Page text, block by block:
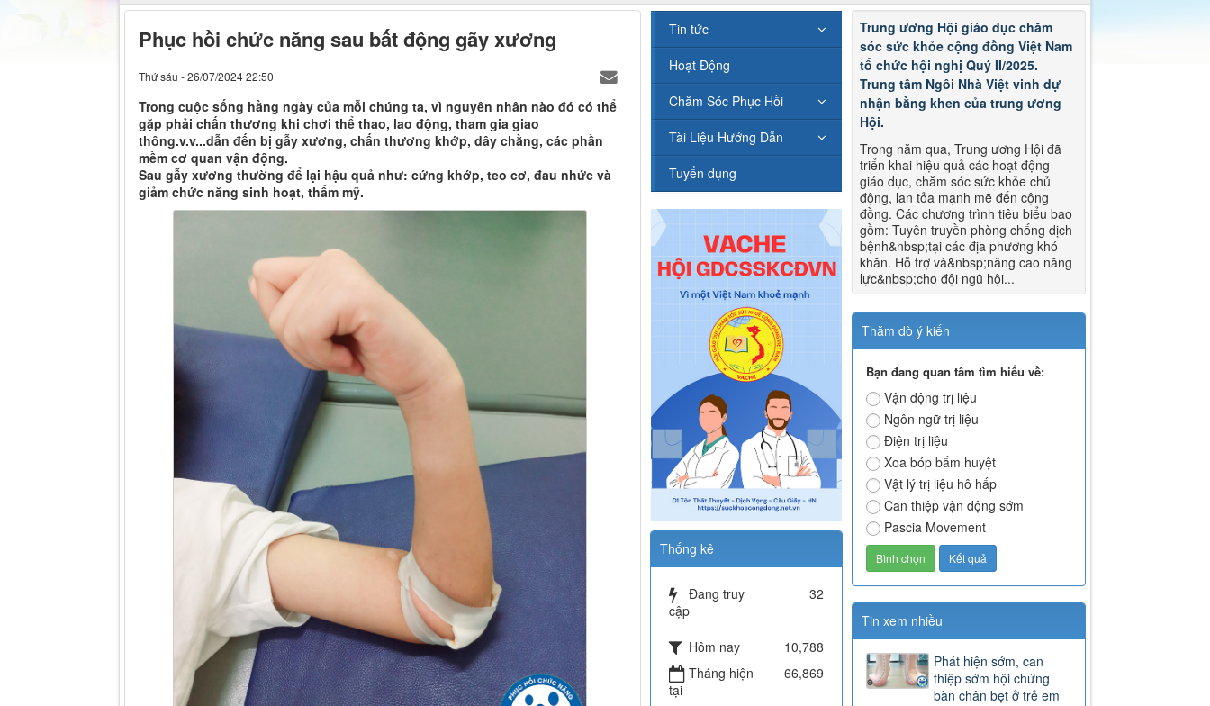
Phục hồi chức năng sau bất động gãy xương
Thứ sáu - 26/07/2024 22:50
Trong cuộc sống hằng ngày của mỗi chúng ta, vì nguyên nhân nào đó có thể
gặp phải chấn thương khi chơi thể thao, lao động, tham gia giao
thông.v.v...dẫn đến bị gẫy xương, chấn thương khớp, dây chằng, các phần
mềm cơ quan vận động.
Sau gẫy xương thường để lại hậu quả như: cứng khớp, teo cơ, đau nhức và
giảm chức năng sinh hoạt, thẩm mỹ.
Trung ương Hội giáo dục chăm
sóc sức khỏe cộng đồng Việt Nam
tổ chức hội nghị Quý II/2025.
Trung tâm Ngôi Nhà Việt vinh dự
nhận bằng khen của trung ương
Hội.
Trong năm qua, Trung ương Hội đã
triển khai hiệu quả các hoạt động
giáo dục, chăm sóc sức khỏe chủ
động, lan tỏa mạnh mẽ đến cộng
đồng. Các chương trình tiêu biểu bao
gồm: Tuyên truyền phòng chống dịch
bệnh&nbsp;tại các địa phương khó
khăn. Hỗ trợ và&nbsp;nâng cao năng
lực&nbsp;cho đội ngũ hội...
Thăm dò ý kiến
Bạn đang quan tâm tìm hiểu về:
Vận động trị liệu
Ngôn ngữ trị liệu
Điện trị liệu
Xoa bóp bấm huyệt
Vật lý trị liệu hô hấp
Can thiệp vận động sớm
Pascia Movement
Tin xem nhiều
Phát hiện sớm, can
thiệp sớm hội chứng
bàn chân bẹt ở trẻ em
Tin tức
Hoạt Động
Chăm Sóc Phục Hồi
Tài Liệu Hướng Dẫn
Tuyển dụng
Thống kê
Đang truy
cập
32
Hôm nay
10,788
Tháng hiện
tại
66,869